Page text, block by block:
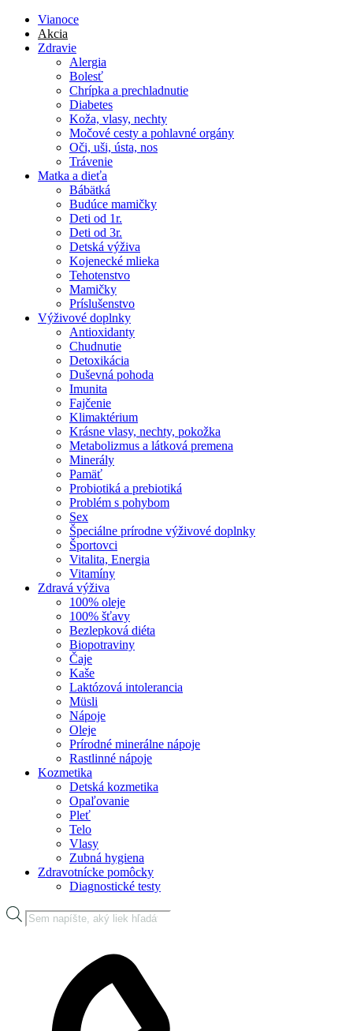
Vianoce
Akcia
Zdravie
Alergia
Bolesť
Chrípka a prechladnutie
Diabetes
Koža, vlasy, nechty
Močové cesty a pohlavné orgány
Oči, uši, ústa, nos
Trávenie
Matka a dieťa
Bábätká
Budúce mamičky
Deti od 1r.
Deti od 3r.
Detská výživa
Kojenecké mlieka
Tehotenstvo
Mamičky
Príslušenstvo
Výživové doplnky
Antioxidanty
Chudnutie
Detoxikácia
Duševná pohoda
Imunita
Fajčenie
Klimaktérium
Krásne vlasy, nechty, pokožka
Metabolizmus a látková premena
Minerály
Pamäť
Probiotiká a prebiotiká
Problém s pohybom
Sex
Špeciálne prírodne výživové doplnky
Športovci
Vitalita, Energia
Vitamíny
Zdravá výživa
100% oleje
100% šťavy
Bezlepková diéta
Biopotraviny
Čaje
Kaše
Laktózová intolerancia
Müsli
Nápoje
Oleje
Prírodné minerálne nápoje
Rastlinné nápoje
Kozmetika
Detská kozmetika
Opaľovanie
Pleť
Telo
Vlasy
Zubná hygiena
Zdravotnícke pomôcky
Diagnostické testy
Products
search